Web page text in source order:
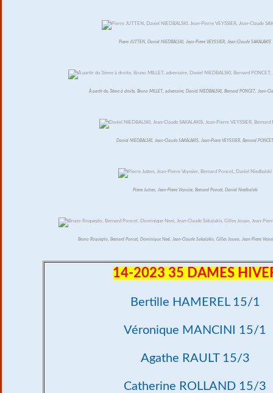
Pierre JUTTEN, Daniel NIEDBALSKI, Jean-Pierre VEYSSIER, Jean-Claude SAKALAKIS
À partir du 3ème à droite, Bruno MILLET, adversaire, Daniel NIEDBALSKI, Bernard PONCET, Jean-
Daniel NIEDBALSKI, Jean-Claude SAKALAKIS, Jean-Pierre VEYSSIER, Bernard PONCET
Pierre Jutten, Jean-Pierre Veyssier, Bernard Poncet, Daniel Niedbalski
Bruno Roqueplo, Bernard Poncet, Dominique Neel, Jean-Claude Sakalakis, Gilles Jouan, Jean-Pierre
14-2023 35 DAMES
Bertille HAMEREL 15/1
Véronique MANCINI 15/1
Agathe RAULT 15/3
Catherine ROLLAND 15/3